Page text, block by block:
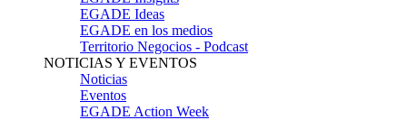
EGADE Ideas
EGADE en los medios
Territorio Negocios - Podcast
NOTICIAS Y EVENTOS
Noticias
Eventos
EGADE Action Week